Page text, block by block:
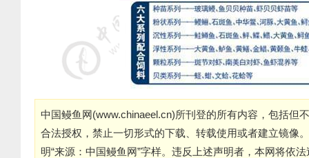
中国鳗鱼网(www.chinaeel.cn)所刊登的所有内容，包括但
合法授权，禁止一切形式的下载、转载使用或者建立镜像
明“来源：中国鳗鱼网”字样。违反上述声明者，本网将依